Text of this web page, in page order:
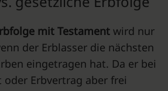
mit Testament wird nur
der Erblasser die nächsten
eingetragen hat. Da er bei
oder Erbvertrag aber frei